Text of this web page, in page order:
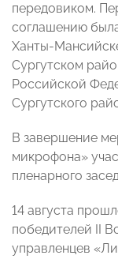
передовиком.
соглашению
Ханты-
Сургутском
Российской
Сургутского
В завершение
микрофона»
пленарного
14 августа
победителей II
управленцев